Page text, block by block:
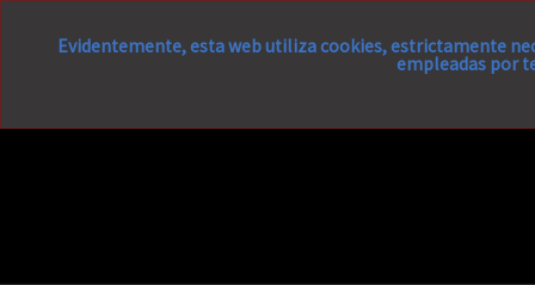
Evidentemente, esta web utiliza cookies, estrictamente
empleadas por